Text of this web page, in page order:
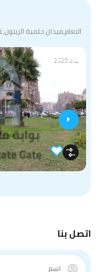
النعام,ميدان حلمية الزيتون,عين
بناء 2025
اتصل بنا